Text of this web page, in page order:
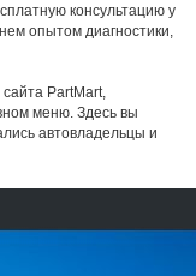
консультацию у
опытом диагностики,
PartMart,
меню. Здесь вы
автовладельцы и